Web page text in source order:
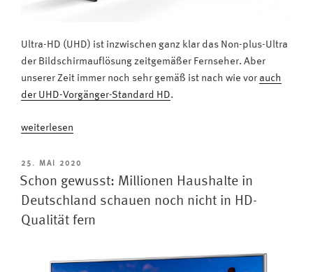
Ultra-HD (UHD) ist inzwischen ganz klar das Non-plus-Ultra
der Bildschirmauflösung zeitgemäßer Fernseher. Aber
unserer Zeit immer noch sehr gemäß ist nach wie vor auch
der UHD-Vorgänger-Standard HD.
„Klein,
fein:
Der
METZ
MTB4001
weiterlesen
VERÖFFENTLICHT
AM
25. MAI 2020
Schon gewusst: Millionen Haushalte in
Deutschland schauen noch nicht in HD-
Qualität fern